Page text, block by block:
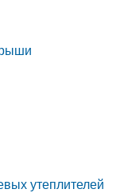
утеплителей